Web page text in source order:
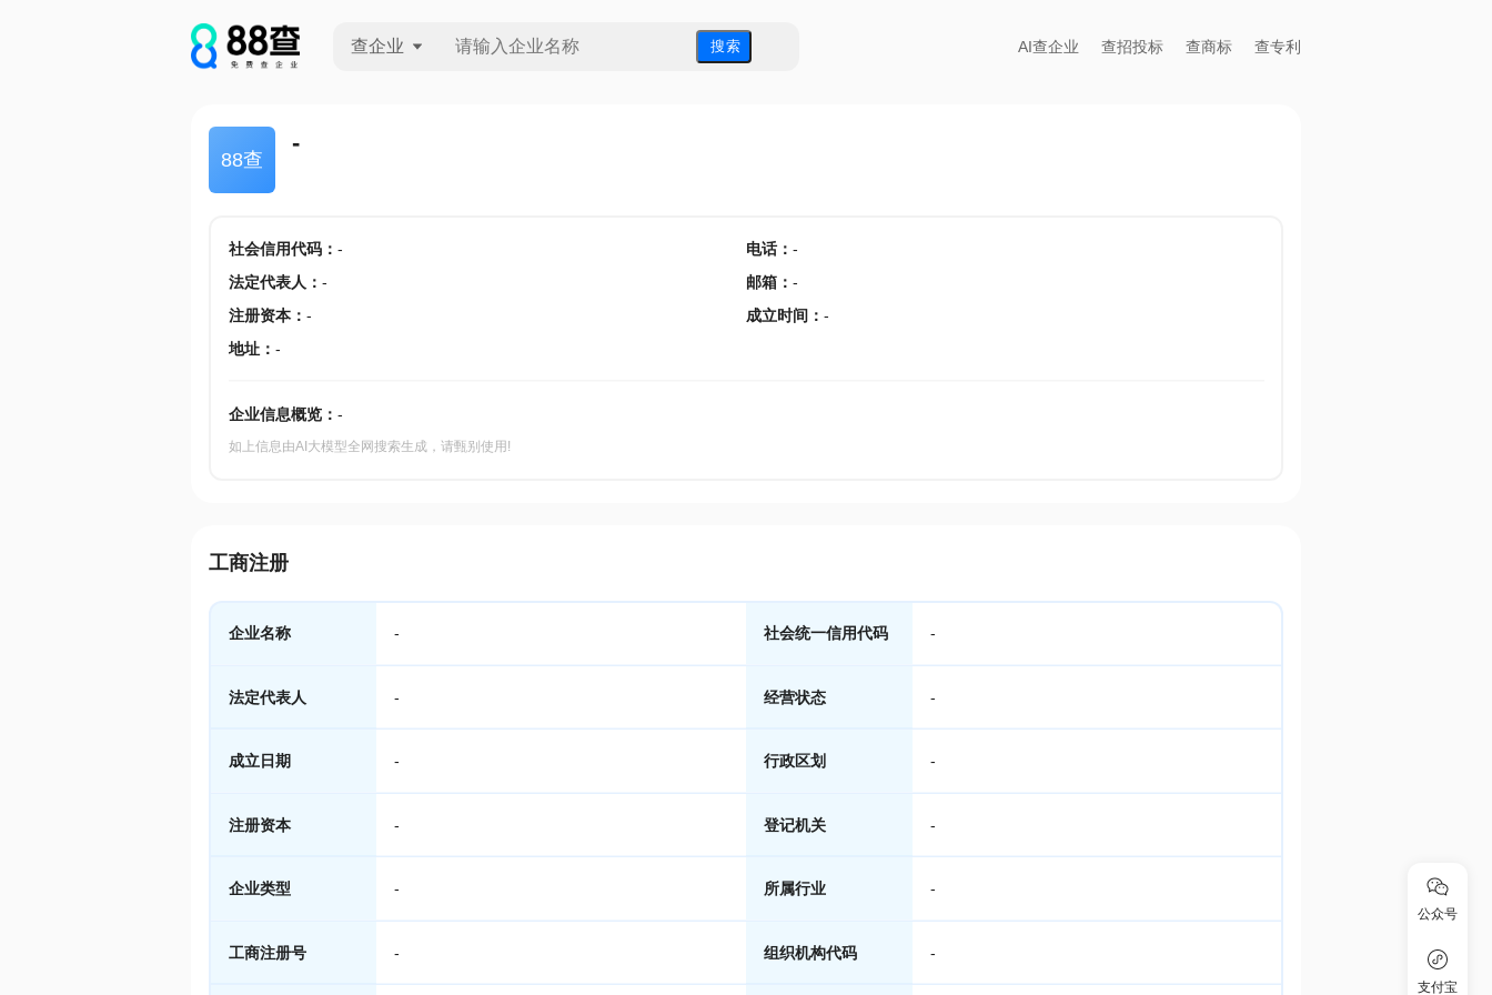
查企业 搜 索 AI查企业 查招投标 查商标 查专利
88查
-
社会信用代码： - 电话： -
法定代表人 ： - 邮箱 ： -
注册资本： - 成立时间 ： -
地址： -
企业信息概览： -
如上信息由AI大模型全网搜索生成，请甄别使用!
工商注册
企业名称 - 社会统一信用代码 -
法定代表人 - 经营状态 -
成立日期 - 行政区划 -
注册资本 - 登记机关 -
企业类型 - 所属行业 -
工商注册号 - 组织机构代码 -
公众号
支付宝